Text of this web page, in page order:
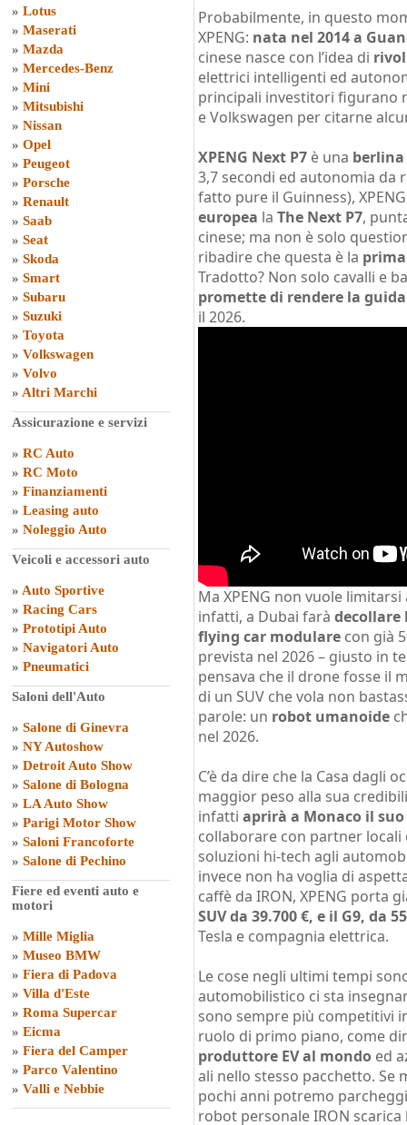
» Lotus
» Maserati
» Mazda
» Mercedes-Benz
» Mini
» Mitsubishi
» Nissan
» Opel
» Peugeot
» Porsche
» Renault
» Saab
» Seat
» Skoda
» Smart
» Subaru
» Suzuki
» Toyota
» Volkswagen
» Volvo
» Altri Marchi
Assicurazione e servizi
» RC Auto
» RC Moto
» Finanziamenti
» Leasing auto
» Noleggio Auto
Veicoli e accessori auto
» Auto Sportive
» Racing Cars
» Prototipi Auto
» Navigatori Auto
» Pneumatici
Saloni dell'Auto
» Salone di Ginevra
» NY Autoshow
» Detroit Auto Show
» Salone di Bologna
» LA Auto Show
» Parigi Motor Show
» Saloni Francoforte
» Salone di Pechino
Fiere ed eventi auto e
motori
» Mille Miglia
» Museo BMW
» Fiera di Padova
» Villa d'Este
» Roma Supercar
» Eicma
» Fiera del Camper
» Parco Valentino
» Valli e Nebbie
Probabilmente, in questo
XPENG: nata nel 2014 a
cinese nasce con l’idea di
elettrici intelligenti ed
principali investitori figurano
e Volkswagen per citarne
XPENG Next P7 è una berlina
3,7 secondi ed autonomia da
fatto pure il Guinness),
europea la The Next P7,
cinese; ma non è solo
ribadire che questa è la
Tradotto? Non solo cavalli e
promette di rendere la
il 2026.
Ma XPENG non vuole
infatti, a Dubai farà decollare
flying car modulare con già
prevista nel 2026 – giusto in
pensava che il drone fosse il
di un SUV che vola non
parole: un robot umanoide
nel 2026.
C’è da dire che la Casa dagli
maggior peso alla sua
infatti aprirà a Monaco il
collaborare con partner
soluzioni hi-tech agli
invece non ha voglia di
caffè da IRON, XPENG porta
SUV da 39.700 €, e il G9, da
Tesla e compagnia elettrica.
Le cose negli ultimi tempi
automobilistico ci sta
sono sempre più competitivi
ruolo di primo piano, come
produttore EV al mondo ed
ali nello stesso pacchetto.
pochi anni potremo
robot personale IRON